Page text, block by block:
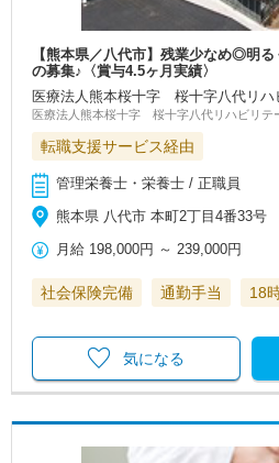
【熊本県／八代市】残業少なめ◎明
の募集♪〈賞与4.5ヶ月実績〉
医療法人熊本桜十字 桜十字八代リハ
医療法人熊本桜十字 桜十字八代リハビリテ
転職支援サービス経由
管理栄養士・栄養士 / 正職員
熊本県 八代市 本町2丁目4番33号
月給 198,000円 ～239,000円
社会保険完備 通勤手当 18
気になる